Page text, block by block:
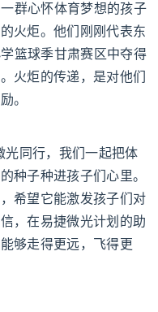
群心怀体育梦想的孩子
火炬。他们刚刚代表东
篮球季甘肃赛区中夺得
火炬的传递，是对他们
。
光同行，我们一起把体
种子种进孩子们心里。
希望它能激发孩子们对
，在易捷微光计划的助
够走得更远，飞得更